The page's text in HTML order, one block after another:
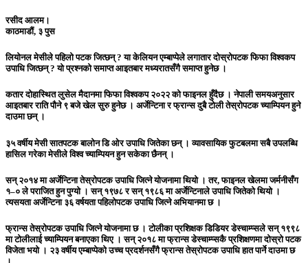
फ्रान्स
भिड्दै,
अन्तिम
अवसर।
रसीद आलम।
काठमाडौं, ३ पुस
लियोनल मेसीले पहिलो पटक जित्छन् ? या केलियन एम्बाप्पेले लगातार दोस्रोपटक फिफा विश्वकप
उपाधि जित्छन् ? यो प्रश्नको समाप्त आइतबार मध्यरातसँगै समाप्त हुनेछ ।
कतार दोहास्थित लुसेल मैदानमा फिफा विश्वकप २०२२ को फाइनल हुँदैछ । नेपाली समयअनुसार
आइतबार राति पौने ९ बजे खेल सुरु हुनेछ । अर्जेन्टिना र फ्रान्स दुबै टोली तेस्रोपटक च्याम्पियन हुने
दाउमा छन् ।
३५ वर्षीय मेसी सातपटक बालोन डि ओर उपाधि जितेका छन् । व्यावसायिक फुटबलमा सबै उपलब्धि
हासिल गरेका मेसीले विश्व च्याम्पियन हुन सकेका छैनन् ।
सन् २०१४ मा अर्जेन्टिना तेस्रोपटक उपाधि जित्ने योजनामा थियो । तर, फाइनल खेलमा जर्मनीसँग
१–० ले पराजित हुन पुग्यो । सन् १९७८ र सन् १९८६ मा अर्जेन्टिनाले उपाधि जितेको थियो ।
त्यसयता अर्जेन्टिना ३६ वर्षयता पहिलोपटक उपाधि जित्ने अभियानमा छ ।
फ्रान्स तेस्रोपटक उपाधि जित्ने योजनामा छ । टोलीका प्रशिक्षक डिडियर डेस्चाम्प्सले सन् १९९८
मा टोलीलाई च्याम्पियन बनाएका थिए । सन् २०१८ मा फ्रान्स डेस्चाम्प्सकै प्रशिक्षणमा दोस्रो पटक
विजेता भयो । २३ वर्षीय एम्बाप्पेको उच्च प्रदर्शनसँगै फ्रान्स तेस्रोपटक उपाधि हात पार्ने दाउमा छ